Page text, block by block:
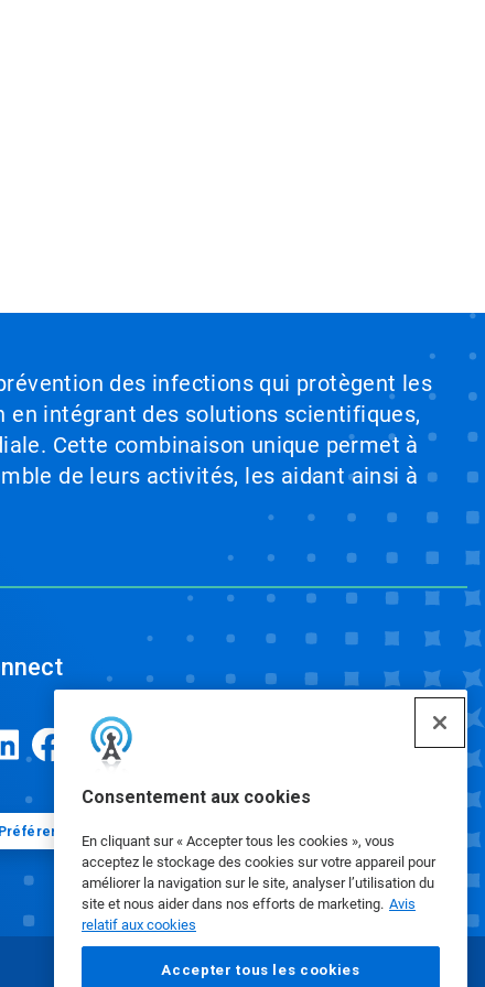
Consentement aux cookies
En cliquant sur « Accepter tous les cookies », vous
acceptez le stockage des cookies sur votre appareil pour
améliorer la navigation sur le site, analyser l’utilisation du
site et nous aider dans nos efforts de marketing. Avis
relatif aux cookies
Accepter tous les cookies
des infections qui protègent les
en intégrant des solutions scientifiques,
Cette combinaison unique permet à
de leurs activités, les aidant ainsi à
Préférences en matière de cookies